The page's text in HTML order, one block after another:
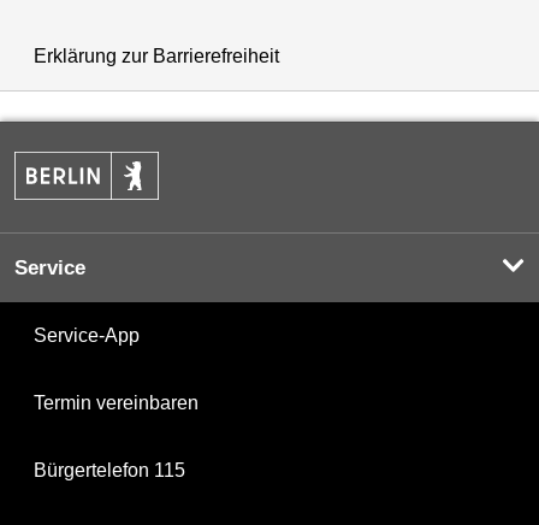
Erklärung zur Barrierefreiheit
Service
Service-App
Termin vereinbaren
Bürgertelefon 115